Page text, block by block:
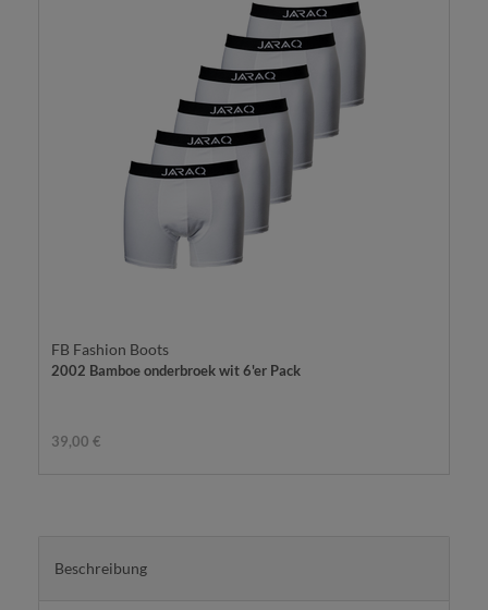
FB Fashion Boots
2002 Bamboe onderbroek wit 6'er Pack
39,00 €
Beschreibung